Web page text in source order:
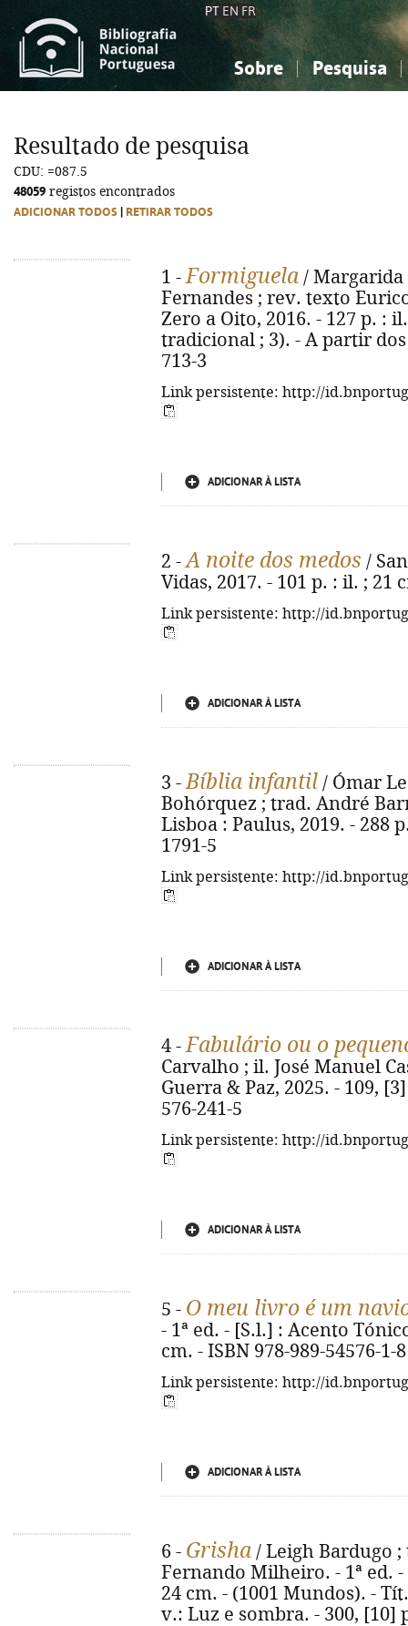
PT EN FR
Sobre Pesquisa
Ciências sociais...
Ciências sociais...
Resultado de pesquisa
CDU: =087.5
48059 registos encontrados
ADICIONAR TODOS RETIRAR TODOS
1 -Formiguela / Margarida
Fernandes ; rev. texto
Zero a Oito, 2016. - 127 p. :
tradicional ; 3). - A partir dos
713-3
Link persistente: http://
ADICIONAR À LISTA
2 -A noite dos medos /
Vidas, 2017. - 101 p. : il. ; 21
Link persistente: http://
ADICIONAR À LISTA
3 -Bíblia infantil / Ómar
Bohórquez ; trad. André
Lisboa : Paulus, 2019. - 288
1791-5
Link persistente: http://
ADICIONAR À LISTA
4 -Fabulário ou o
Carvalho ; il. José Manuel
Guerra & Paz, 2025. - 109,
576-241-5
Link persistente: http://
ADICIONAR À LISTA
5 - O meu livro é um
- 1ª ed. - [S.l.] : Acento
cm. - ISBN 978-989-54576-1-8
Link persistente: http://
ADICIONAR À LISTA
6 - Grisha / Leigh Bardugo
Fernando Milheiro. - 1ª ed.
24 cm. - (1001 Mundos). -
v.: Luz e sombra. - 300, [10]